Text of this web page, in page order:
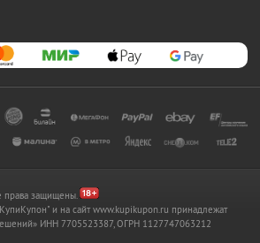
защищены.
и на сайт www.kupikupon.ru принадлежат
ИНН 7705523387, ОГРН 1127747063212